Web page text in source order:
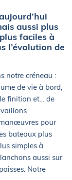
aussi plus
faciles à
l’évolution de
notre créneau :
de vie à bord,
finition et… de
pour
bateaux plus
simples à
aussi sur
Notre